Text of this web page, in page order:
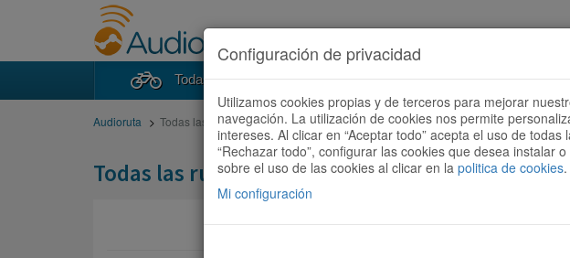
Todas las rutas Buscador de rutas
Audioruta Todas las rutas
Todas las rutas
Configuración de privacidad
Utilizamos cookies propias y de terceros para mejorar
navegación. La utilización de cookies nos permite
intereses. Al clicar en “Aceptar todo” acepta el uso de
“Rechazar todo”, configurar las cookies que desea instalar
sobre el uso de las cookies al clicar en la politica de cookies.
Mi configuración